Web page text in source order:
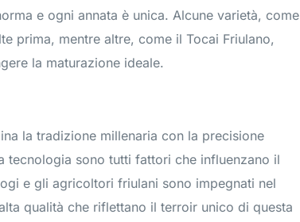
e ogni annata è unica. Alcune varietà, come
prima, mentre altre, come il Tocai Friulano,
la maturazione ideale.
la tradizione millenaria con la precisione
tecnologia sono tutti fattori che influenzano il
e gli agricoltori friulani sono impegnati nel
qualità che riflettano il terroir unico di questa